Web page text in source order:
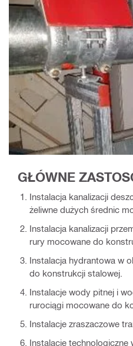
GŁÓWNE
Instalacja kanalizacji
żeliwne dużych średnic
Instalacja kanalizacji
rury mocowane do
Instalacja hydrantowa w
do konstrukcji stalowej.
Instalacje wody pitnej i
rurociągi mocowane do
Instalacje zraszaczowe
Instalacje technologiczne